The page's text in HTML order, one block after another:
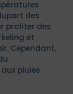
des
profiter des
et
Cependant,
pluies